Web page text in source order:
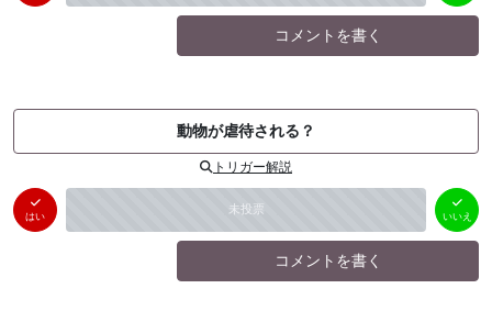
コメントを書く
動物が虐待される？
トリガー解説
はい 未投票
いいえ
（ 0件）
いいえ
コメントを書く